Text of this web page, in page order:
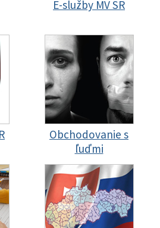
E-služby MV SR
Obchodovanie s
ľuďmi